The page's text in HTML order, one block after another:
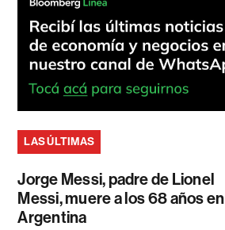
LAS ÚLTIMAS
Jorge Messi, padre de Lionel
Messi, muere a los 68 años en
Argentina